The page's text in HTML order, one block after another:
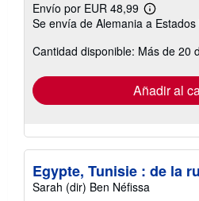
Envío por EUR 48,99
Más
las
envío
Se envía de Alemania a
Cantidad disponible: Más de 20
Añadir al
Egypte, Tunisie : de la
Sarah (dir) Ben Néfissa